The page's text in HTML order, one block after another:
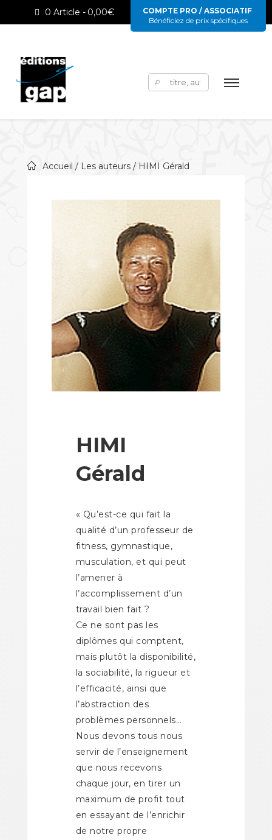
0 Article 0,00€
COMPTE PRO / ASSOCIATIF
Bénéficiez de prix spécifiques
Rechercher :
Accueil / Les auteurs/ HIMI Gérald
HIMI
Gérald
« Qu’est-ce qui fait la
qualité d’un professeur de
fitness, gymnastique,
musculation, et qui peut
l’amener à
l’accomplissement d’un
travail bien fait ?
Ce ne sont pas les
diplômes qui comptent,
mais plutôt la disponibilité,
la sociabilité, la rigueur et
l’efficacité, ainsi que
l’abstraction des
problèmes personnels…
Nous devons tous nous
servir de l’enseignement
que nous recevons
chaque jour, en tirer un
maximum de profit tout
en essayant de l’enrichir
de notre propre